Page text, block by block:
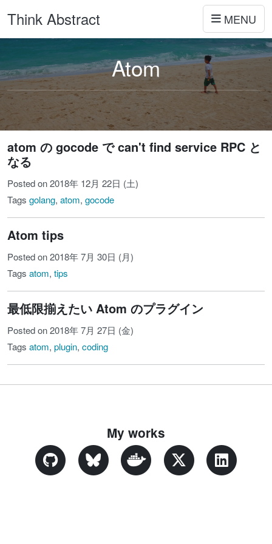
Think Abstract MENU
Atom
atom の gocode で can't find service RPC と
なる
Posted on 2018年 12月 22日 (土)
Tags golang, atom, gocode
Atom tips
Posted on 2018年 7月 30日 (月)
Tags atom, tips
最低限揃えたい Atom のプラグイン
Posted on 2018年 7月 27日 (金)
Tags atom, plugin, coding
My works